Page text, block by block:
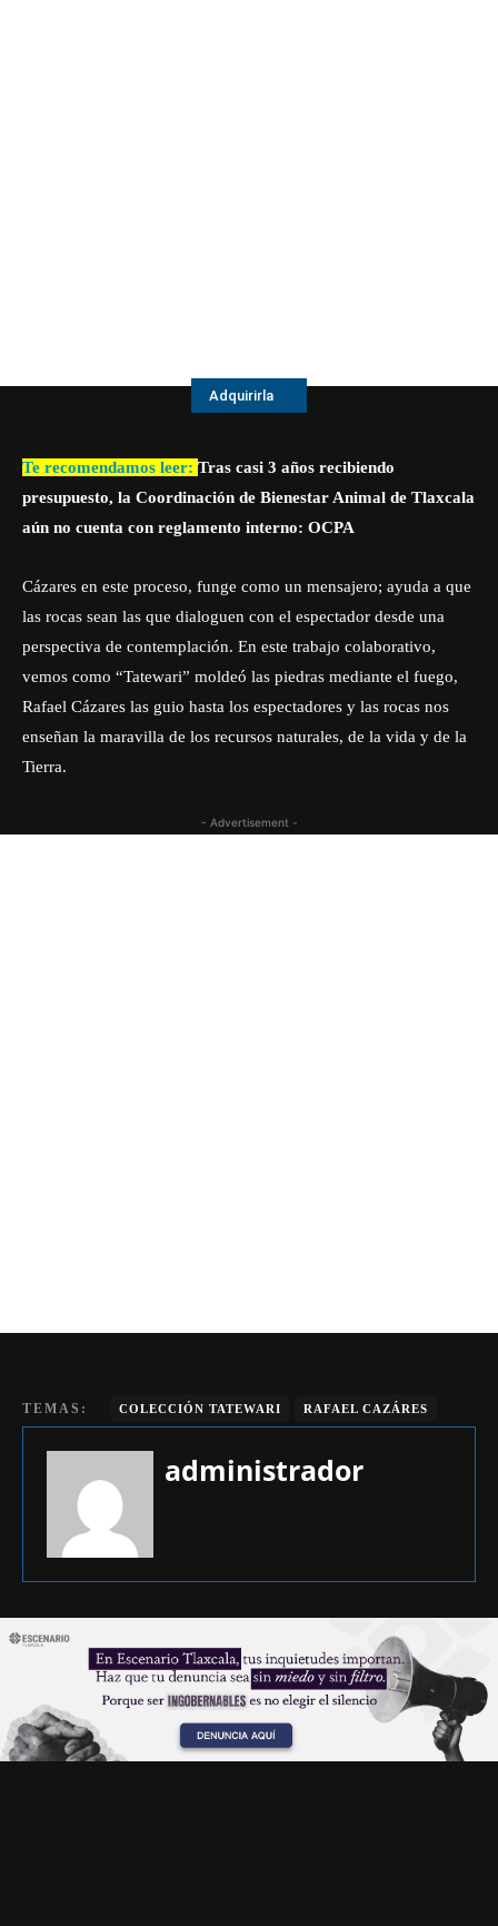
Adquirirla
Te recomendamos leer: Tras casi 3 años recibiendo
presupuesto, la Coordinación de Bienestar Animal de Tlaxcala
aún no cuenta con reglamento interno: OCPA
Cázares en este proceso, funge como un mensajero; ayuda a que
las rocas sean las que dialoguen con el espectador desde una
perspectiva de contemplación. En este trabajo colaborativo,
vemos como “Tatewari” moldeó las piedras mediante el fuego,
Rafael Cázares las guio hasta los espectadores y las rocas nos
enseñan la maravilla de los recursos naturales, de la vida y de la
Tierra.
- Advertisement -
TEMAS: COLECCIÓN TATEWARI RAFAEL CAZÁRES
administrador